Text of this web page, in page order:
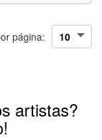
página:
artistas?